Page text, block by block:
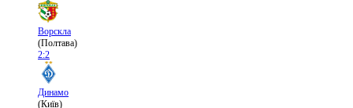
Ворскла
(Полтава)
2:2
Динамо
(Київ)